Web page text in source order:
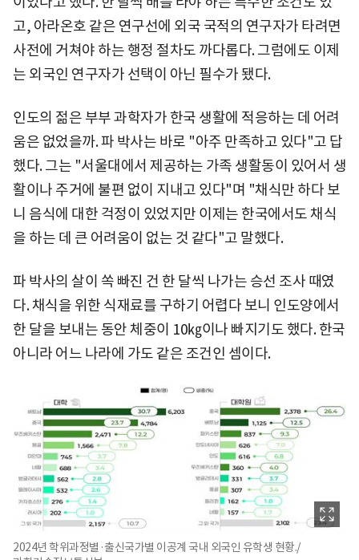
고, 아라온호 같은 연구선에 외국 국적의 연구자가 타려면
사전에 거쳐야 하는 행정 절차도 까다롭다. 그럼에도 이제
는 외국인 연구자가 선택이 아닌 필수가 됐다.
인도의 젊은 부부 과학자가 한국 생활에 적응하는 데 어려
움은 없었을까. 파 박사는 바로 "아주 만족하고 있다"고 답
했다. 그는 "서울대에서 제공하는 가족 생활동이 있어서 생
활이나 주거에 불편 없이 지내고 있다"며 "채식만 하다 보
니 음식에 대한 걱정이 있었지만 이제는 한국에서도 채식
을 하는 데 큰 어려움이 없는 것 같다"고 말했다.
파 박사의 살이 쏙 빠진 건 한 달씩 나가는 승선 조사 때였
다. 채식을 위한 식재료를 구하기 어렵다 보니 인도양에서
한 달을 보내는 동안 체중이 10㎏이나 빠지기도 했다. 한국
아니라 어느 나라에 가도 같은 조건인 셈이다.
2024년 학위과정별·출신국가별 이공계 국내 외국인 유학생 현황./